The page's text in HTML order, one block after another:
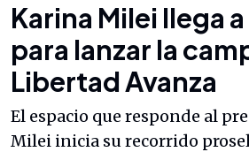
Karina Milei llega
para lanzar la
Libertad Avanza
El espacio que responde al
Milei inicia su recorrido